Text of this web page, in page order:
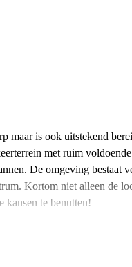
maar is ook uitstekend
met ruim voldoende
De omgeving bestaat
Kortom niet alleen de
kansen te benutten!